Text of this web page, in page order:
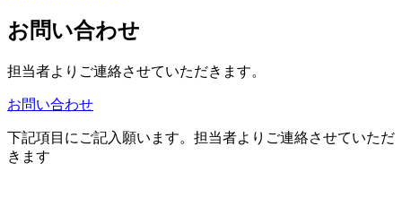
お問い合わせ
担当者よりご連絡させていただきます。
お問い合わせ
下記項目にご記入願います。担当者よりご連絡させていただ
きます